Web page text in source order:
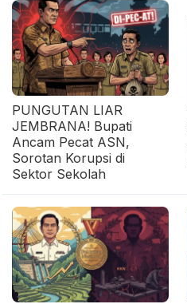
PUNGUTAN LIAR
JEMBRANA! Bupati
Ancam Pecat ASN,
Sorotan Korupsi di
Sektor Sekolah